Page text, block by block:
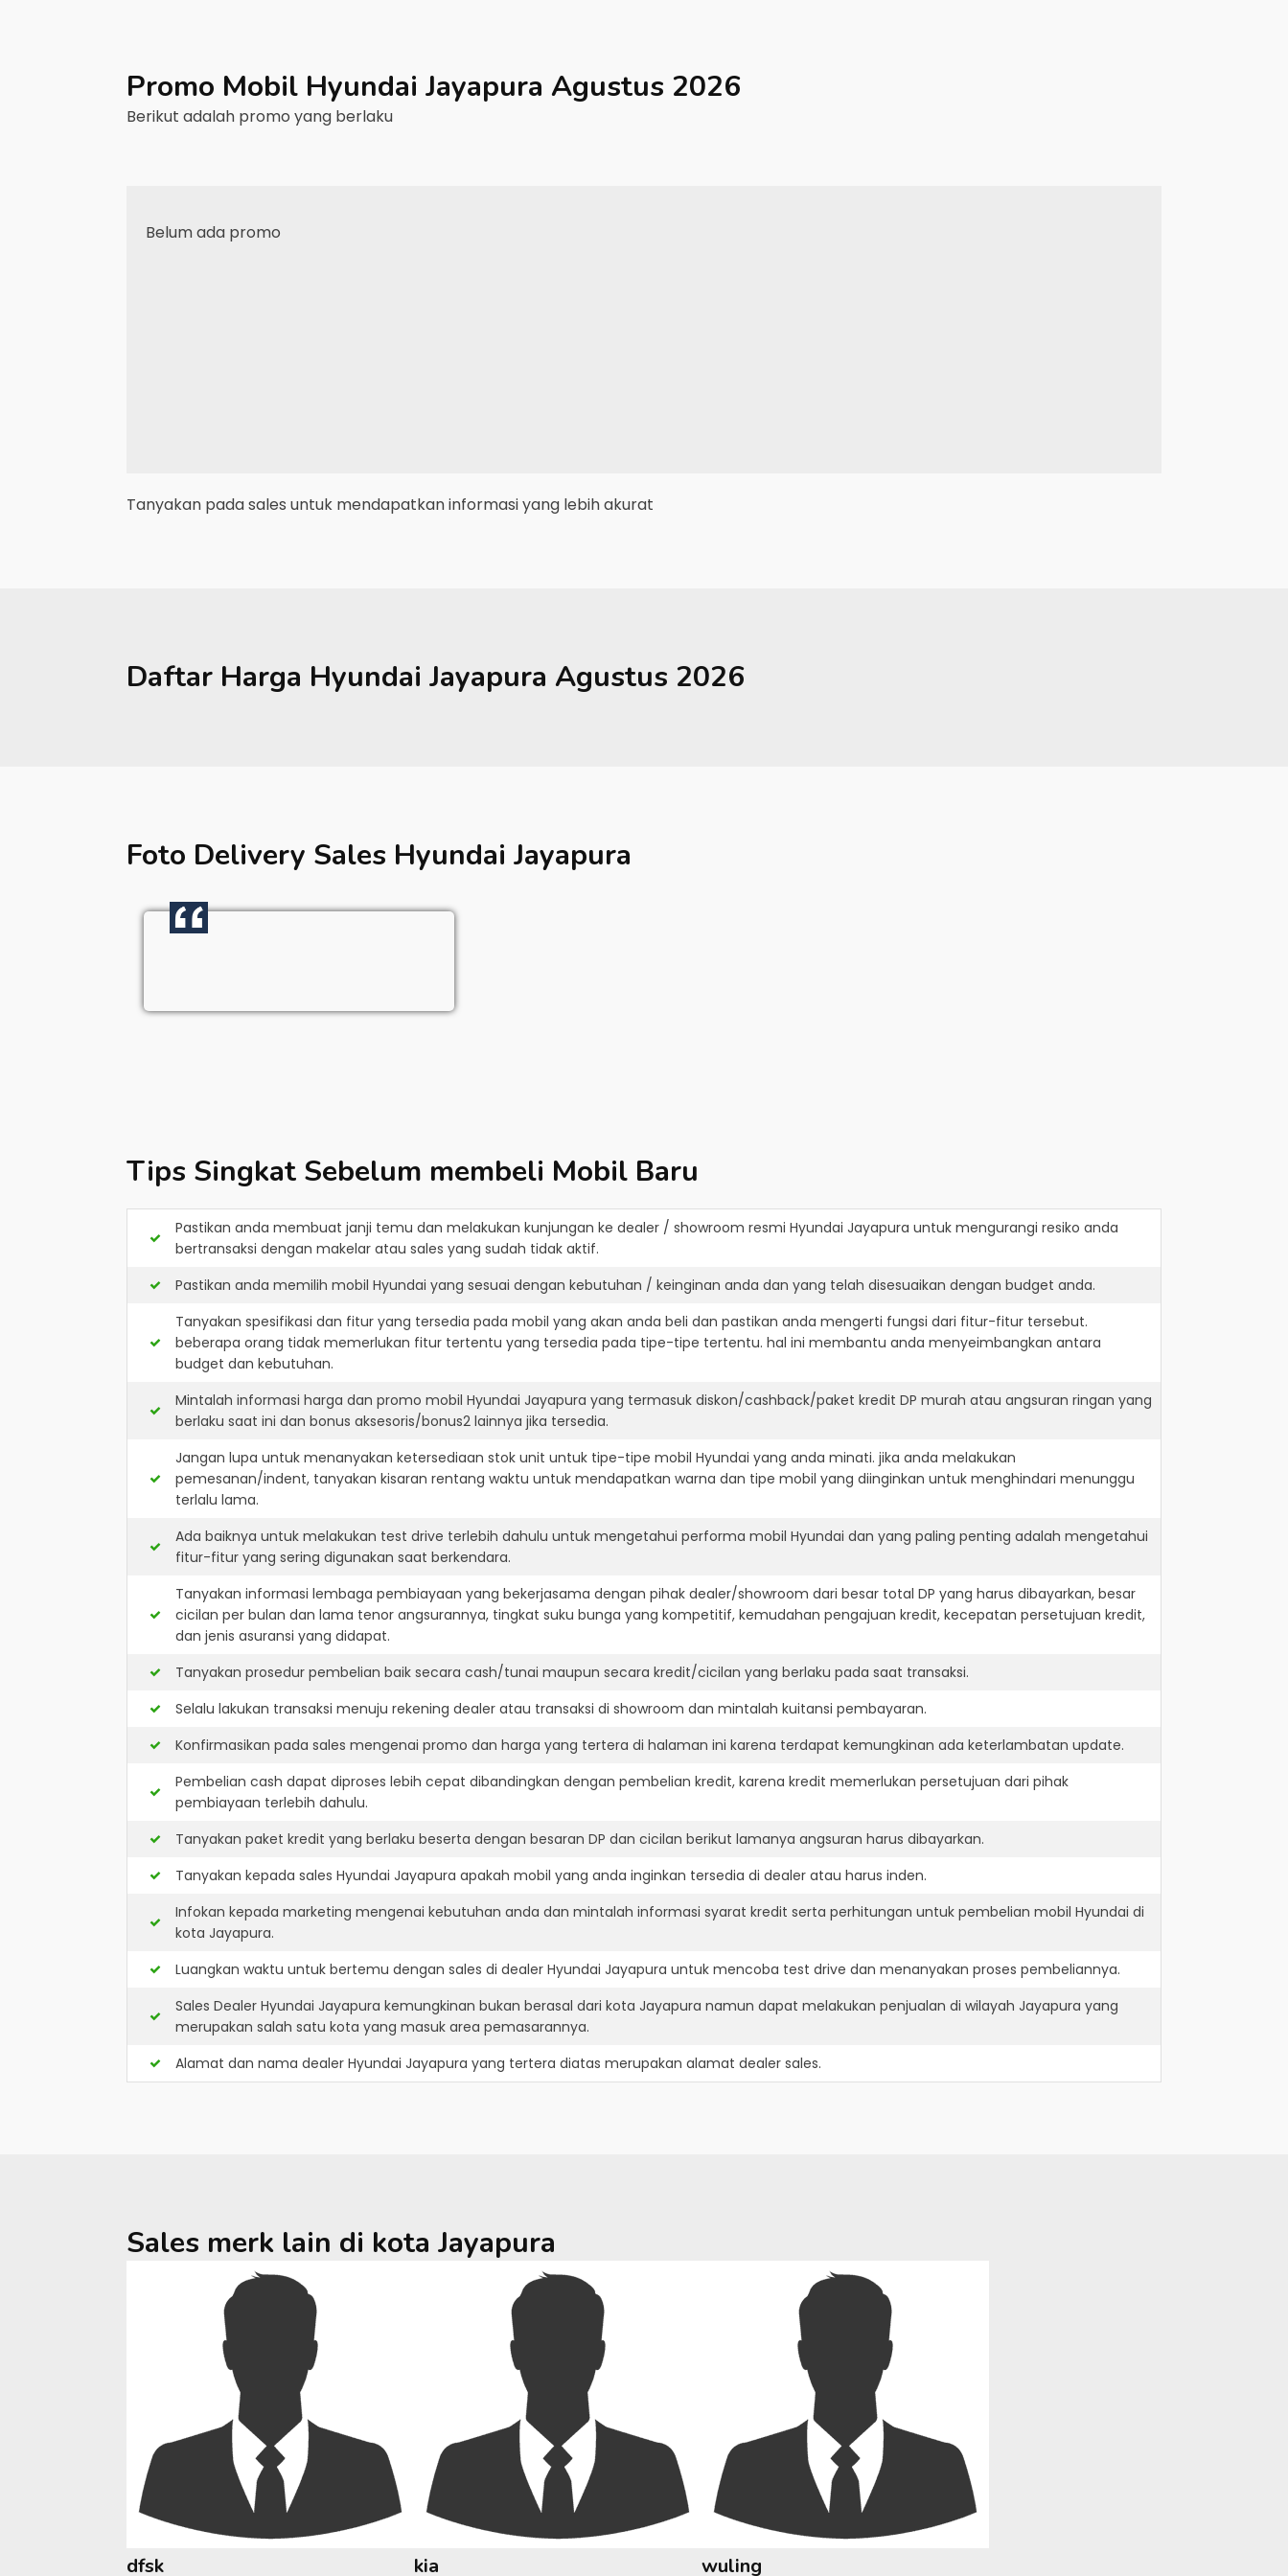
Promo Mobil Hyundai Jayapura Agustus 2026
Berikut adalah promo yang berlaku
Belum ada promo
Tanyakan pada sales untuk mendapatkan informasi yang lebih akurat
Daftar Harga Hyundai Jayapura Agustus 2026
Foto Delivery Sales Hyundai Jayapura
Tips Singkat Sebelum membeli Mobil Baru
Pastikan anda membuat janji temu dan melakukan kunjungan ke dealer / showroom resmi Hyundai Jayapura untuk mengurangi resiko anda
bertransaksi dengan makelar atau sales yang sudah tidak aktif.
Pastikan anda memilih mobil Hyundai yang sesuai dengan kebutuhan / keinginan anda dan yang telah disesuaikan dengan budget anda.
Tanyakan spesifikasi dan fitur yang tersedia pada mobil yang akan anda beli dan pastikan anda mengerti fungsi dari fitur-fitur tersebut.
beberapa orang tidak memerlukan fitur tertentu yang tersedia pada tipe-tipe tertentu. hal ini membantu anda menyeimbangkan antara
budget dan kebutuhan.
Mintalah informasi harga dan promo mobil Hyundai Jayapura yang termasuk diskon/cashback/paket kredit DP murah atau angsuran ringan yang
berlaku saat ini dan bonus aksesoris/bonus2 lainnya jika tersedia.
Jangan lupa untuk menanyakan ketersediaan stok unit untuk tipe-tipe mobil Hyundai yang anda minati. jika anda melakukan
pemesanan/indent, tanyakan kisaran rentang waktu untuk mendapatkan warna dan tipe mobil yang diinginkan untuk menghindari menunggu
terlalu lama.
Ada baiknya untuk melakukan test drive terlebih dahulu untuk mengetahui performa mobil Hyundai dan yang paling penting adalah mengetahui
fitur-fitur yang sering digunakan saat berkendara.
Tanyakan informasi lembaga pembiayaan yang bekerjasama dengan pihak dealer/showroom dari besar total DP yang harus dibayarkan, besar
cicilan per bulan dan lama tenor angsurannya, tingkat suku bunga yang kompetitif, kemudahan pengajuan kredit, kecepatan persetujuan kredit,
dan jenis asuransi yang didapat.
Tanyakan prosedur pembelian baik secara cash/tunai maupun secara kredit/cicilan yang berlaku pada saat transaksi.
Selalu lakukan transaksi menuju rekening dealer atau transaksi di showroom dan mintalah kuitansi pembayaran.
Konfirmasikan pada sales mengenai promo dan harga yang tertera di halaman ini karena terdapat kemungkinan ada keterlambatan update.
Pembelian cash dapat diproses lebih cepat dibandingkan dengan pembelian kredit, karena kredit memerlukan persetujuan dari pihak
pembiayaan terlebih dahulu.
Tanyakan paket kredit yang berlaku beserta dengan besaran DP dan cicilan berikut lamanya angsuran harus dibayarkan.
Tanyakan kepada sales Hyundai Jayapura apakah mobil yang anda inginkan tersedia di dealer atau harus inden.
Infokan kepada marketing mengenai kebutuhan anda dan mintalah informasi syarat kredit serta perhitungan untuk pembelian mobil Hyundai di
kota Jayapura.
Luangkan waktu untuk bertemu dengan sales di dealer Hyundai Jayapura untuk mencoba test drive dan menanyakan proses pembeliannya.
Sales Dealer Hyundai Jayapura kemungkinan bukan berasal dari kota Jayapura namun dapat melakukan penjualan di wilayah Jayapura yang
merupakan salah satu kota yang masuk area pemasarannya.
Alamat dan nama dealer Hyundai Jayapura yang tertera diatas merupakan alamat dealer sales.
Sales merk lain di kota Jayapura
dfsk kia wuling